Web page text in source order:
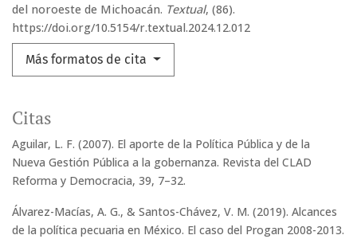
del noroeste de Michoacán. Textual, (86).
https://doi.org/10.5154/r.textual.2024.12.012
Más formatos de cita
Citas
Aguilar, L. F. (2007). El aporte de la Política Pública y de la
Nueva Gestión Pública a la gobernanza. Revista del CLAD
Reforma y Democracia, 39, 7–32.
Álvarez-Macías, A. G., & Santos-Chávez, V. M. (2019). Alcances
de la política pecuaria en México. El caso del Progan 2008-2013.